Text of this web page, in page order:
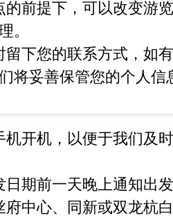
的前提下，可以改变游
。
留下您的联系方式，如
将妥善保管您的个人信
机开机，以便于我们及
日期前一天晚上通知出
府中心、同新或双龙杭